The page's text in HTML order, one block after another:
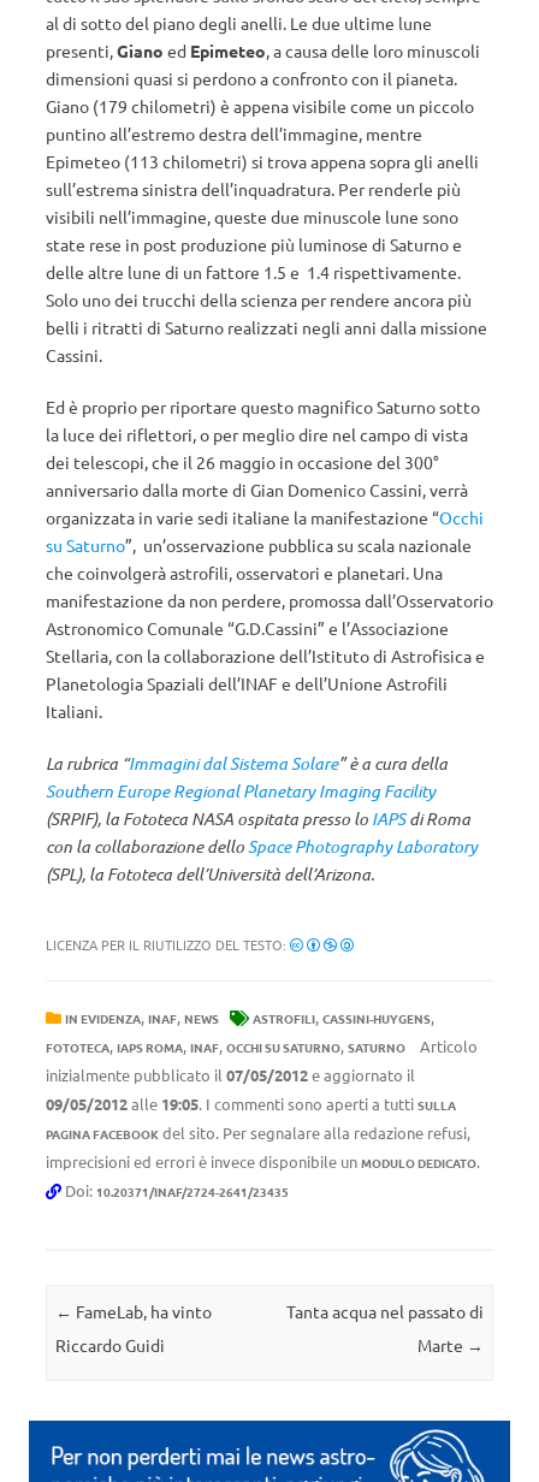
al di sotto del piano degli anelli. Le due ultime lune
presenti,Giano ed Epimeteo, a causa delle loro minuscoli
dimensioni quasi si perdono a confronto con il pianeta.
Giano (179 chilometri) è appena visibile come un piccolo
puntino all’estremo destra dell’immagine, mentre
Epimeteo (113 chilometri) si trova appena sopra gli anelli
sull’estrema sinistra dell’inquadratura. Per renderle più
visibili nell’immagine, queste due minuscole lune sono
state rese in post produzione più luminose di Saturno e
delle altre lune di un fattore 1.5 e 1.4 rispettivamente.
Solo uno dei trucchi della scienza per rendere ancora più
belli i ritratti di Saturno realizzati negli anni dalla missione
Cassini.
Ed è proprio per riportare questo magnifico Saturno sotto
la luce dei riflettori, o per meglio dire nel campo di vista
dei telescopi, che il 26 maggio in occasione del 300°
anniversario dalla morte di Gian Domenico Cassini, verrà
organizzata in varie sedi italiane la manifestazione “Occhi
su Saturno”, un’osservazione pubblica su scala nazionale
che coinvolgerà astrofili, osservatori e planetari. Una
manifestazione da non perdere, promossa dall’Osservatorio
Astronomico Comunale “G.D.Cassini” e l’Associazione
Stellaria, con la collaborazione dell’Istituto di Astrofisica e
Planetologia Spaziali dell’INAF e dell’Unione Astrofili
Italiani.
La rubrica “Immagini dal Sistema Solare”è a cura della
Southern Europe Regional Planetary Imaging Facility
(SRPIF), la Fototeca NASA ospitata presso lo IAPSdi Roma
con la collaborazione delloSpace Photography Laboratory
(SPL), la Fototeca dell’Università dell’Arizona.
LICENZA PER IL RIUTILIZZO DEL TESTO:
IN EVIDENZA, INAF, NEWS ASTROFILI, CASSINI-HUYGENS,
FOTOTECA, IAPS ROMA, INAF, OCCHI SU SATURNO, SATURNO
Articolo
inizialmente pubblicato il 07/05/2012e aggiornato il
09/05/2012alle 19:05. I commenti sono aperti a tutti SULLA
PAGINA FACEBOOK del sito. Per segnalare alla redazione refusi,
imprecisioni ed errori è invece disponibile un MODULO DEDICATO.
Doi: 10.20371/INAF/2724-2641/23435
Navigazione articolo
← FameLab, ha vinto
Riccardo Guidi
Tanta acqua nel passato di
Marte →